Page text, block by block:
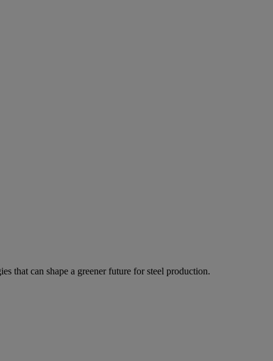
that can shape a greener future for steel production.